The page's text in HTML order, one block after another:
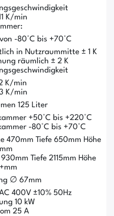
K/min
-80°C bis +70°C
in Nutzraummitte ± 1 K
räumlich ± 2 K
K/min
K/min
125 Liter
+50°C bis +220°C
-80°C bis +70°C
470mm Tiefe 650mm Höhe
Tiefe 2115mm Höhe
∅ 67mm
400V ±10% 50Hz
10 kW
25 A